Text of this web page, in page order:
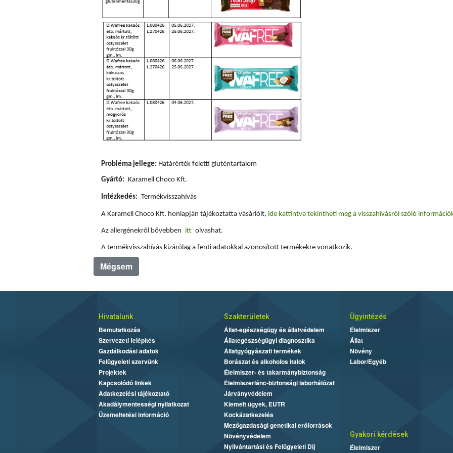
Probléma jellege: Határérték feletti gluténtartalom
Gyártó: Karamell Choco Kft.
Intézkedés: Termékvisszahívás
A Karamell Choco Kft. honlapján tájékoztatta vásárlóit, ide kattintva tekintheti meg a visszahívásról szóló
Az allergénekről bővebben itt olvashat.
A termékvisszahívás kizárólag a fenti adatokkal azonosított termékekre vonatkozik.
Mégsem
Hivatalunk
Bemutatkozás
Szervezeti felépítés
Gazdálkodási adatok
Felügyeleti szervünk
Projektek
Kapcsolódó linkek
Adatkezelési tájékoztató
Akadálymentességi nyilatkozat
Üzemeltetési információ
Szakterületek
Állat-egészségügy és állatvédelem
Állategészségügyi diagnosztika
Állatgyógyászati termékek
Borászat és alkoholos italok
Élelmiszer- és takarmánybiztonság
Élelmiszerlánc-biztonsági laborhálózat
Járványvédelem
Kiemelt ügyek, EUTR
Kockázatkezelés
Mezőgazdasági genetikai erőforrások
Növényvédelem
Nyilvántartási és Felügyeleti Díj
Ügyintézés
Élelmiszer
Állat
Növény
Labor/Egyéb
Gyakori kérdések
Élelmiszer